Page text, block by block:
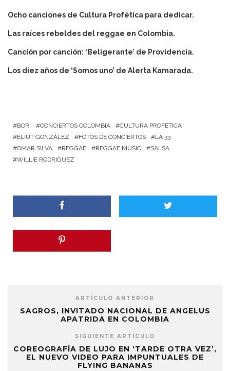
Ocho canciones de Cultura Profética para dedicar.
Las raíces rebeldes del reggae en Colombia.
Canción por canción: ‘Beligerante’ de Providencia.
Los diez años de ‘Somos uno’ de Alerta Kamarada.
BORI CONCIERTOS COLOMBIA
CULTURA PROFÉTICA
ELIUT GONZÁLEZ
FOTOS DE CONCIERTOS
LA 33
OMAR SILVA
REGGAE REGGAE MUSIC
SALSA
WILLIE RODRIGUEZ
ARTÍCULO ANTERIOR
SAGROS, INVITADO NACIONAL DE ANGELUS
APATRIDA EN COLOMBIA
SIGUIENTE ARTÍCULO
COREOGRAFÍA DE LUJO EN ‘TARDE OTRA VEZ’,
EL NUEVO VIDEO PARA IMPUNTUALES DE
FLYING BANANAS